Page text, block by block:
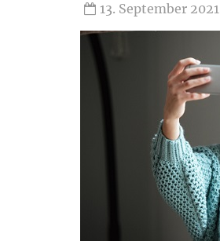
13. September 2021